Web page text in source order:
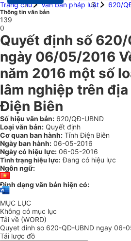
Trang chủ
Văn bản pháp luật 620/
Thông tin văn bản
139
0
Quyết định số 620/
ngày 06/05/2016
năm 2016 một số
lâm nghiệp trên
Điện Biên
Số hiệu văn bản: 620/QĐ-UBND
Loại văn bản: Quyết định
Cơ quan ban hành: Tỉnh Điện Biên
Ngày ban hành: 06-05-2016
Ngày có hiệu lực: 06-05-2016
Tình trạng hiệu lực: Đang có hiệu lực
Ngôn ngữ:
Định dạng văn bản hiện có:
MỤC LỤC
Không có mục lục
Tải về (WORD)
Quyet dinh so 620-QD-UBND ngay 06-
Tải lược đồ